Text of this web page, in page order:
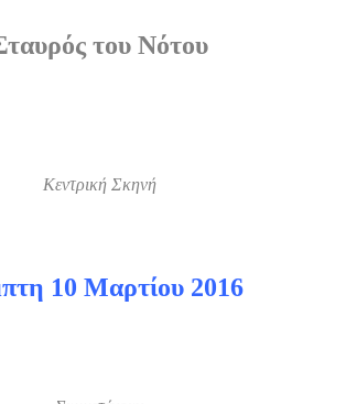
του Νότου
Κεντρική Σκηνή
10 Μαρτίου 2016